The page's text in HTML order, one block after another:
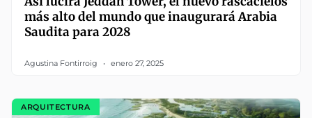
más alto del mundo que inaugurará Arabia
Saudita para 2028
Agustina Fontirroig enero 27, 2025
ARQUITECTURA